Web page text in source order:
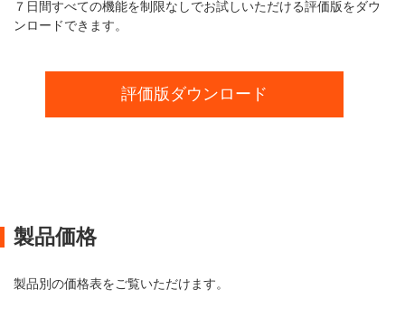
７日間すべての機能を制限なしでお試しいただける評価版をダウ
ンロードできます。
評価版ダウンロード
製品価格
製品別の価格表をご覧いただけます。